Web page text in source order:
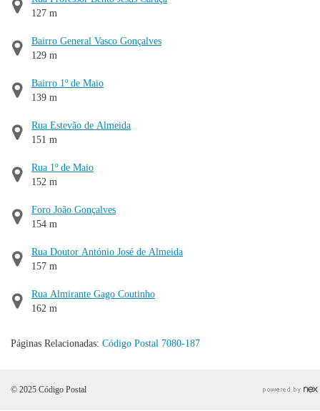
127 m
Bairro General Vasco Gonçalves
129 m
Bairro 1º de Maio
139 m
Rua Estevão de Almeida
151 m
Rua 1º de Maio
152 m
Foro João Gonçalves
154 m
Rua Doutor António José de Almeida
157 m
Rua Almirante Gago Coutinho
162 m
Páginas Relacionadas: Código Postal 7080-187
© 2025 Código Postal